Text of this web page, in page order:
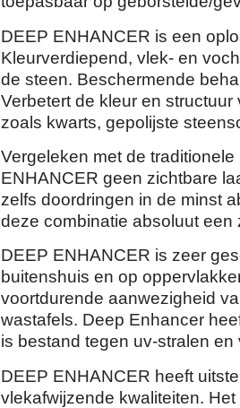
DEEP ENHANCER is een
Kleurverdiepend, vlek- en
de steen. Beschermende
Verbetert de kleur en
zoals kwarts, gepolijste
Vergeleken met de
ENHANCER geen zichtbare
zelfs doordringen in de minst
deze combinatie absoluut
DEEP ENHANCER is zeer
buitenshuis en op
voortdurende aanwezigheid
wastafels. Deep Enhancer
is bestand tegen uv-stralen en
DEEP ENHANCER heeft
vlekafwijzende kwaliteiten.